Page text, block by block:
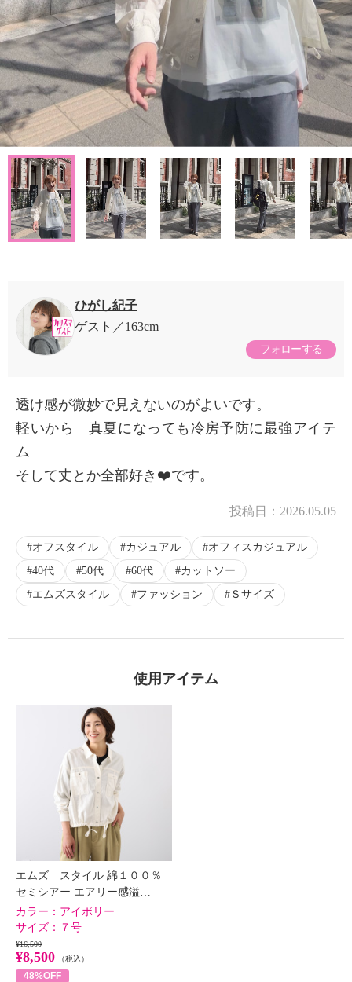
ひがし紀子
ゲスト
163cm
フォローする
透け感が微妙で見えないのがよいです。
軽いから 真夏になっても冷房予防に最強アイテ
ム
そして丈とか全部好き❤️です。
投稿日： 2026.05.05
オフスタイル カジュアル
オフィスカジュアル
40代
50代 60代
カットソー
エムズスタイル
ファッション Ｓサイズ
使用アイテム
エムズ スタイル 綿１００％
セミシアー エアリー感溢…
カラー： アイボリー
サイズ：
７号
¥16,500
¥8,500 （税込）
48%OFF